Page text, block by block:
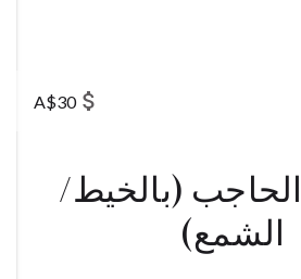
attach_money
A$30
(بالخيط/
الشمع)